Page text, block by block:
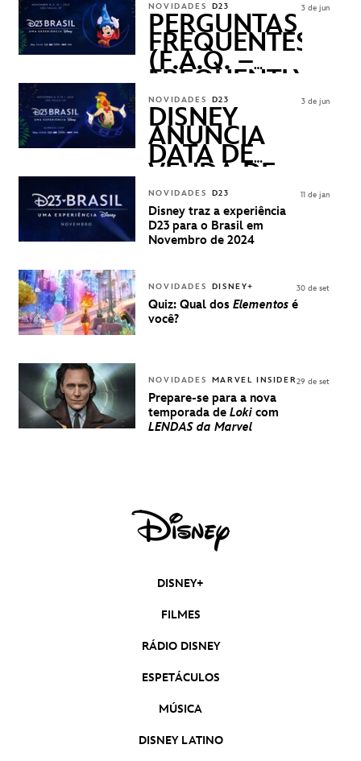
NOVIDADES D23
PERGUNTAS
FREQUENTES
(F.A.Q. –
FREQUENTLY
ASKED
QUESTIONS)
3 de jun
NOVIDADES D23
DISNEY
ANUNCIA
DATA DE
VENDA DE
INGRESSOS
PARA A D23
BRASIL -
UMA
DISNEY
3 de jun
NOVIDADES D23
Disney traz a experiência
D23 para o Brasil em
Novembro de 2024
11 de jan
NOVIDADES DISNEY+
Quiz: Qual dos Elementos é
você?
30 de set
NOVIDADES MARVEL INSIDER
Prepare-se para a nova
temporada de Loki com
LENDAS da Marvel
29 de set
DISNEY+
FILMES
RÁDIO DISNEY
ESPETÁCULOS
MÚSICA
DISNEY LATINO